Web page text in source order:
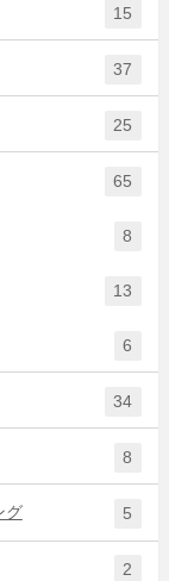
15
37
25
65
8
13
6
34
8
グ 5
2